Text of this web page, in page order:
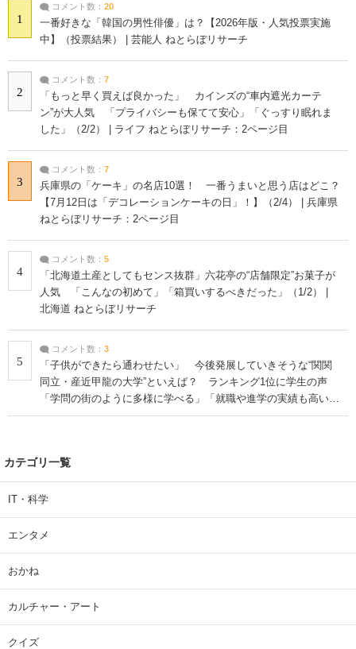
1
コメント数： 20
一番好きな「韓国の男性俳優」は？【2026年版・人気投票実施
中】（投票結果） | 芸能人 ねとらぼリサーチ
2
コメント数： 7
「もっと早く買えば良かった」 カインズの“車内遮光カーテ
ン”が大人気 「プライバシーも保てて安心」「ぐっすり眠れま
した」（2/2） | ライフ ねとらぼリサーチ：2ページ目
3
コメント数： 7
兵庫県の「ケーキ」の名店10選！ 一番うまいと思う店はどこ？
【7月12日は「デコレーションケーキの日」！】（2/4） | 兵庫県
ねとらぼリサーチ：2ページ目
4
コメント数： 5
「北海道土産としてもセンス抜群」六花亭の“店舗限定”お菓子が
人気 「こんなの初めて」「箱買いするべきだった」（1/2） |
北海道 ねとらぼリサーチ
5
コメント数： 3
「子供ができたら通わせたい」 今後発展していきそうな“関関
同立・産近甲龍の大学”といえば？ ランキング1位に学生の声
「学問の街のように多様に学べる」「就職や進学の実績も高い」
| 大学 ねとらぼリサーチ
カテゴリ一覧
IT・科学
エンタメ
おかね
カルチャー・アート
クイズ